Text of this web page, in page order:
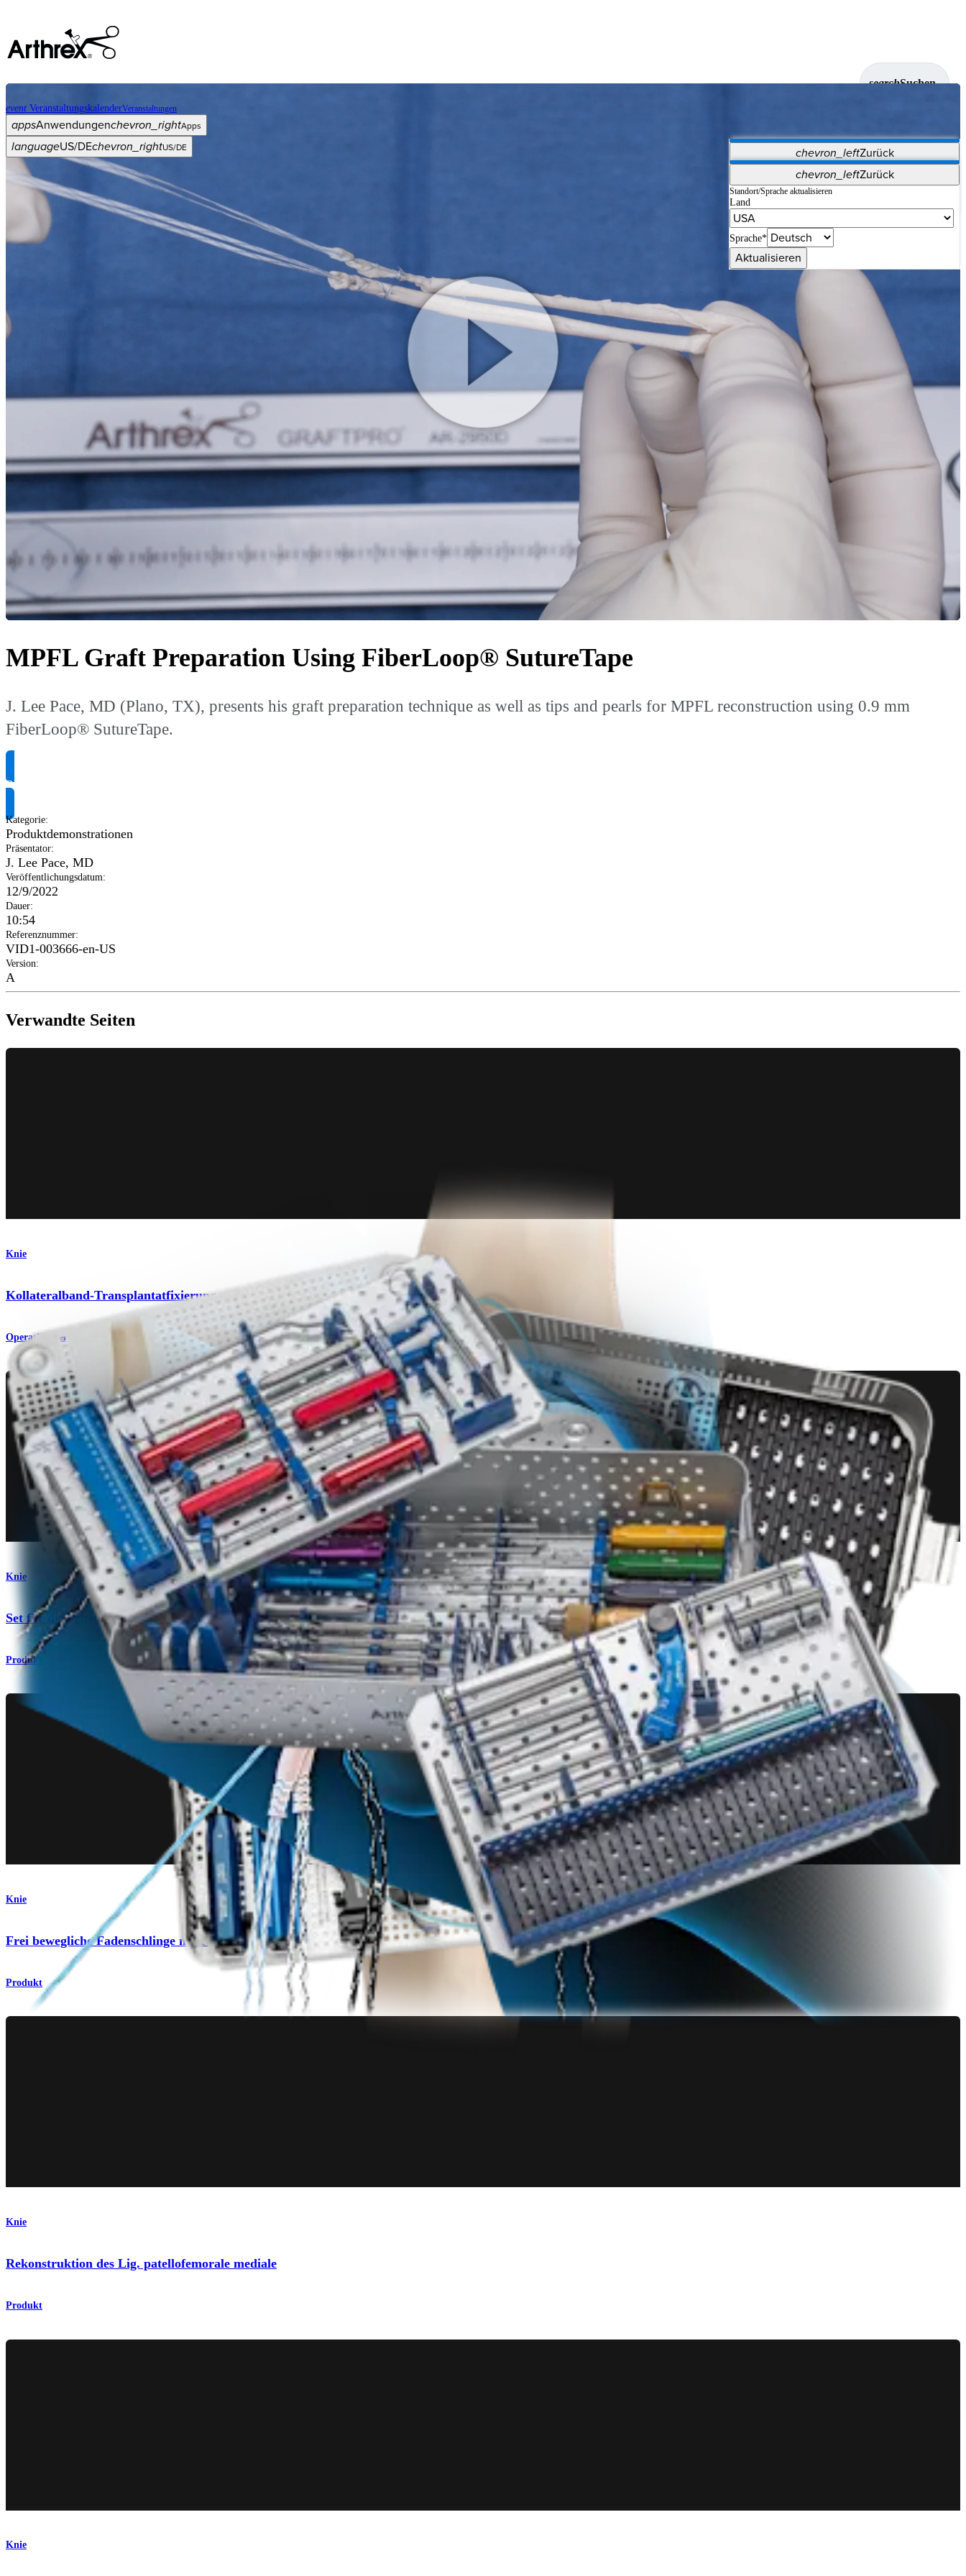
searchSuchen
event VeranstaltungskalenderVeranstaltungen
appsAnwendungenchevron_rightApps
chevron_leftZurück
Vet Systems OrthoPedia Patient
Supplier Portal
Synergy-Bildgebung und -Resektion
languageUS/DEchevron_rightUS/DE
chevron_leftZurück
Standort/Sprache aktualisieren
Land
Sprache*
Aktualisieren
Kategorien
Operationsverfahrenarrow_drop_down
Produktarrow_drop_down
chevron_right
Medical Education
arrow_drop_down chevron_right
Unternehmen
chevron_right
Karriere
Play
Video
MPFL Graft Preparation Using FiberLoop® SutureTape
J. Lee Pace, MD (Plano, TX), presents his graft preparation technique as well as tips and pearls for MPFL reconstruction using 0.9 mm
FiberLoop® SutureTape.
Produktinformationen anfragen
Kategorie:
Produktdemonstrationen
Präsentator:
J. Lee Pace, MD
Veröffentlichungsdatum:
12/9/2022
Dauer:
10:54
Referenznummer:
VID1-003666-en-US
Version:
A
Verwandte Seiten
Knie
Kollateralband-Transplantatfixierung
Operationsverfahren
Knie
Set für die Seitenbandrekonstruktion
Produkt
Knie
Frei bewegliche Fadenschlinge mit Nadeln
Produkt
Knie
Rekonstruktion des Lig. patellofemorale mediale
Produkt
Knie